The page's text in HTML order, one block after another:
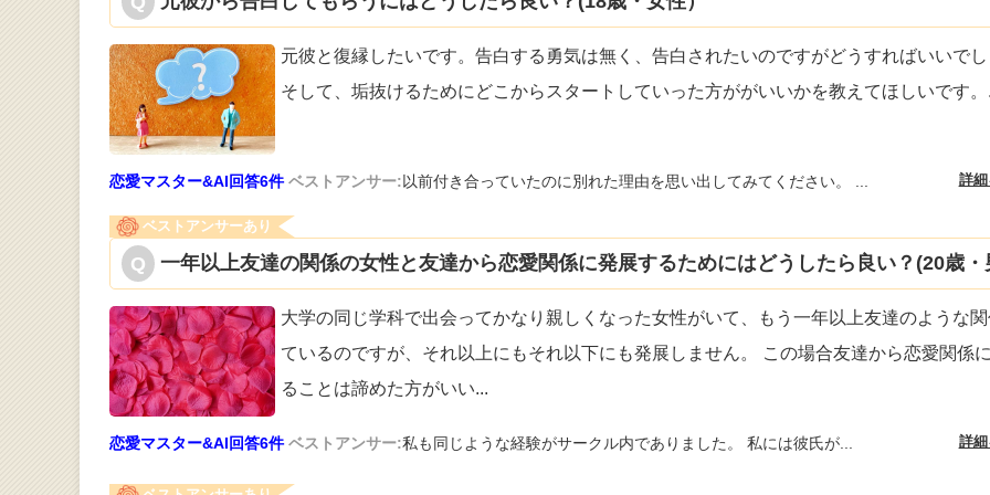
元彼と復縁したいです。告白する勇気は無く、告白されたいのですがどうすればいいで
そして、垢抜けるためにどこからスタートしていった方ががいいかを教えてほしいです。
恋愛マスター&AI回答6件 ベストアンサー:以前付き合っていたのに別れた理由を思い出してみてください。 ... 詳
ベストアンサーあり
一年以上友達の関係の女性と友達から恋愛関係に発展するためにはどうしたら良い？(20歳・
大学の同じ学科で出会ってかなり親しくなった女性がいて、もう一年以上友達のような
ているのですが、それ以上にもそれ以下にも発展しません。 この場合友達から恋愛関係
ることは諦めた方がいい...
恋愛マスター&AI回答6件 ベストアンサー:私も同じような経験がサークル内でありました。 私には彼氏が... 詳